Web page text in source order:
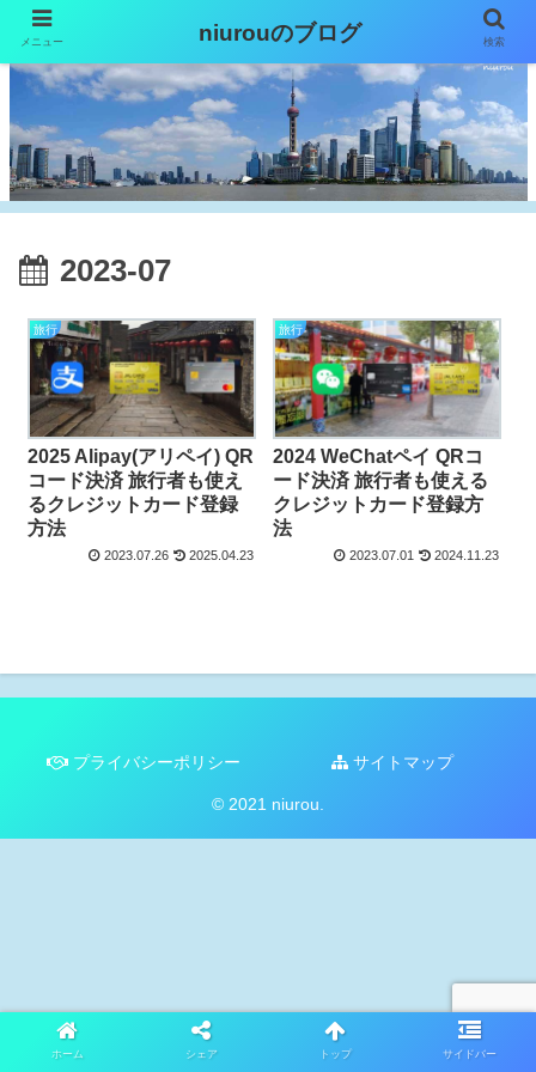
2023-07
旅行
2025 Alipay(アリペイ) QR
コード決済 旅行者も使え
るクレジットカード登録
方法
2023.07.26 2025.04.23
旅行
2024 WeChatペイ QRコ
ード決済 旅行者も使える
クレジットカード登録方
法
2023.07.01 2024.11.23
プライバシーポリシー サイトマップ
© 2021 niurou.
メニュー niurouのブログ 検索
ホーム シェア トップ サイドバー